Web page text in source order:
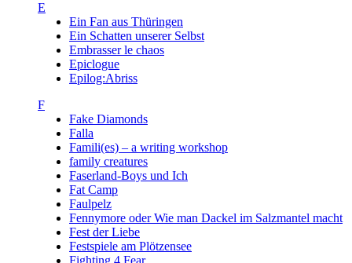
E
Ein Fan aus Thüringen
Ein Schatten unserer Selbst
Embrasser le chaos
Epiclogue
Epilog:Abriss
F
Fake Diamonds
Falla
Famili(es) – a writing workshop
family creatures
Faserland-Boys und Ich
Fat Camp
Faulpelz
Fennymore oder Wie man Dackel im Salzmantel macht
Fest der Liebe
Festspiele am Plötzensee
Fighting 4 Fear